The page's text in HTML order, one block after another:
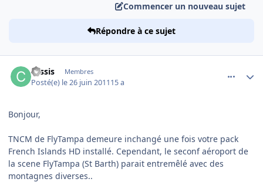
Commencer un nouveau sujet
Répondre à ce sujet
cassis Membres
Posté(e) le 26 juin 201115 a
Bonjour,
TNCM de FlyTampa demeure inchangé une fois votre pack
French Islands HD installé. Cependant, le seconf aéroport de
la scene FlyTampa (St Barth) parait entremêlé avec des
montagnes diverses..